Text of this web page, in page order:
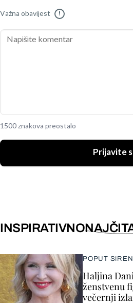
Važna obavijest !
1500 znakova preostalo
Prijavite
INSPIRATIVNO
POPUT
Haljina
ženstvenu
večernji